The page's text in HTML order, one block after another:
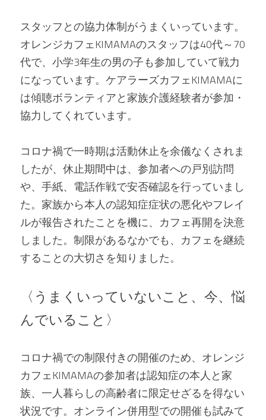
スタッフとの協力体制がうまくいっています。
オレンジカフェKIMAMAのスタッフは40代～70
代で、小学3年生の男の子も参加していて戦力
になっています。ケアラーズカフェKIMAMAに
は傾聴ボランティアと家族介護経験者が参加・
協力してくれています。
コロナ禍で一時期は活動休止を余儀なくされま
したが、休止期間中は、参加者への戸別訪問
や、手紙、電話作戦で安否確認を行っていまし
た。家族から本人の認知症症状の悪化やフレイ
ルが報告されたことを機に、カフェ再開を決意
しました。制限があるなかでも、カフェを継続
することの大切さを知りました。
〈うまくいっていないこと、今、悩
んでいること〉
コロナ禍での制限付きの開催のため、オレンジ
カフェKIMAMAの参加者は認知症の本人と家
族、一人暮らしの高齢者に限定せざるを得ない
状況です。オンライン併用型での開催も試みて